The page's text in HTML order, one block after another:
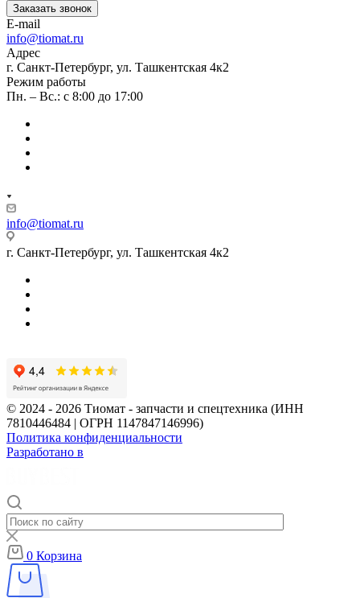
Заказать звонок
E-mail
info@tiomat.ru
Адрес
г. Санкт-Петербург, ул. Ташкентская 4к2
Режим работы
Пн. – Вс.: с 8:00 до 17:00
info@tiomat.ru
г. Санкт-Петербург, ул. Ташкентская 4к2
© 2024 - 2026 Тиомат - запчасти и спецтехника (ИНН
7810446484 | ОГРН 1147847146996)
Политика конфиденциальности
Разработано в
0 Корзина